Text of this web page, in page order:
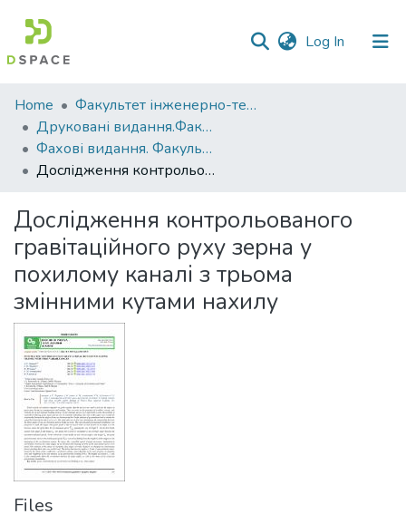
Log In (current)
Communities
&
Collections
All of DSpace
Statistics
Home
Факультет інженерно-технологічний
Друковані видання.Факультет інженерно-технологічний
Фахові видання. Факультет інженерно-технологічний
Дослідження контрольованого гравітаційного руху зерна у похилому каналі з трьома змінними кутами нахилу
Дослідження контрольованого
гравітаційного руху зерна у
похилому каналі з трьома
змінними кутами нахилу
Files